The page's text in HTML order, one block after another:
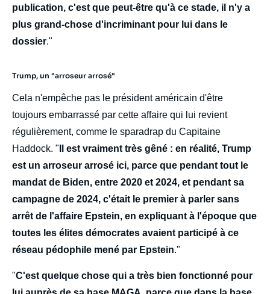
publication, c'est que peut-être qu'à ce stade, il n'y a
plus grand-chose d'incriminant pour lui dans le
dossier."
Trump, un "arroseur arrosé"
Cela n'empêche pas le président américain d'être
toujours embarrassé par cette affaire qui lui revient
régulièrement, comme le sparadrap du Capitaine
Haddock. " Il est vraiment très gêné : en réalité, Trump
est un arroseur arrosé ici, parce que pendant tout le
mandat de Biden, entre 2020 et 2024, et pendant sa
campagne de 2024, c'était le premier à parler sans
arrêt de l'affaire Epstein, en expliquant à l'époque que
toutes les élites démocrates avaient participé à ce
réseau pédophile mené par Epstein."
"C'est quelque chose qui a très bien fonctionné pour